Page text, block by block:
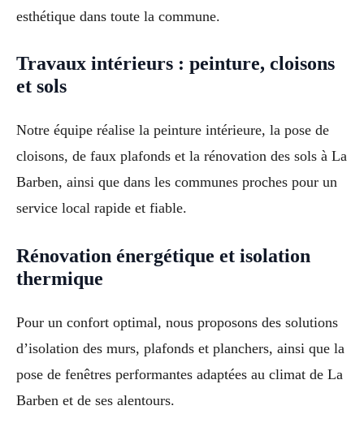
esthétique dans toute la commune.
Travaux intérieurs : peinture, cloisons
et sols
Notre équipe réalise la peinture intérieure, la pose de
cloisons, de faux plafonds et la rénovation des sols à La
Barben, ainsi que dans les communes proches pour un
service local rapide et fiable.
Rénovation énergétique et isolation
thermique
Pour un confort optimal, nous proposons des solutions
d’isolation des murs, plafonds et planchers, ainsi que la
pose de fenêtres performantes adaptées au climat de La
Barben et de ses alentours.